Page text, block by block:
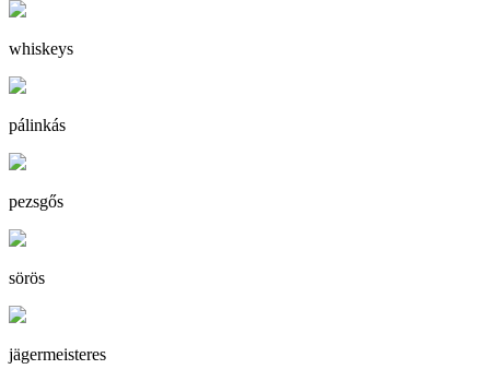
whiskeys
pálinkás
pezsgős
sörös
jägermeisteres